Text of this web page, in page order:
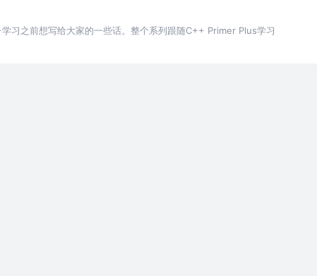
习之前想写给大家的一些话。整个系列跟随C++ Primer Plus学习